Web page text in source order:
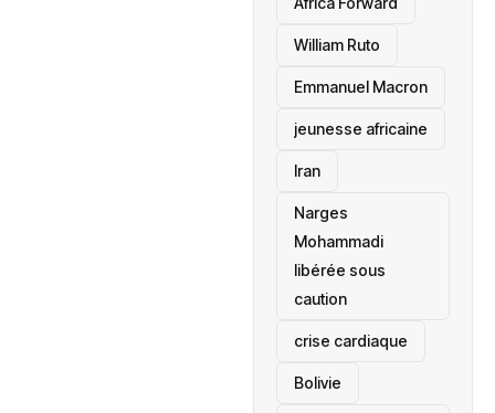
William Ruto
Emmanuel Macron
jeunesse africaine
‎Iran
Narges
Mohammadi
libérée sous
caution
crise cardiaque
‎Bolivie